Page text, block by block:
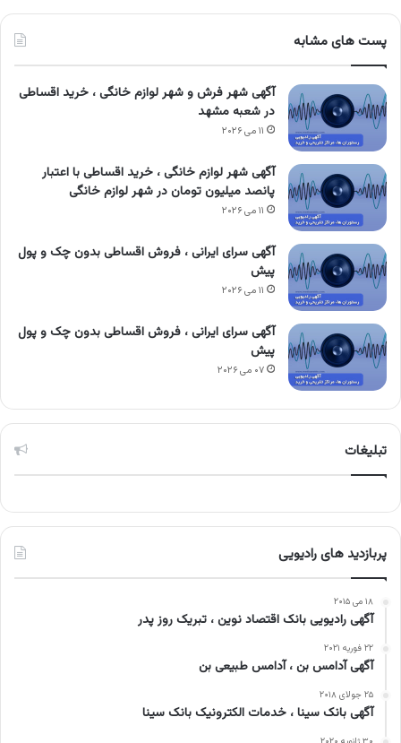
پست های مشابه
آگهی شهر فرش و شهر لوازم خانگی ، خرید اقساطی
در شعبه مشهد
۱۱ می ۲۰۲۶
آگهی شهر لوازم خانگی ، خرید اقساطی با اعتبار
پانصد میلیون تومان در شهر لوازم خانگی
۱۱ می ۲۰۲۶
آگهی سرای ایرانی ، فروش اقساطی بدون چک و پول
پیش
۱۱ می ۲۰۲۶
آگهی سرای ایرانی ، فروش اقساطی بدون چک و پول
پیش
۰۷ می ۲۰۲۶
تبلیغات
پربازدید های رادیویی
۱۸ می ۲۰۱۵
آگهی رادیویی بانک اقتصاد نوین ، تبریک روز پدر
۲۲ فوریه ۲۰۲۱
آگهی آدامس بن ، آدامس طبیعی بن
۲۵ جولای ۲۰۱۸
آگهی بانک سینا ، خدمات الکترونیک بانک سینا